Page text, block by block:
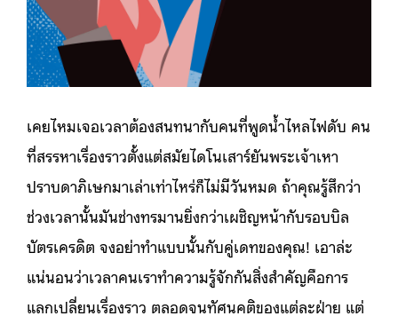
เคยไหมเจอเวลาต้องสนทนากับคนที่พูดน้ำไหลไฟดับ คน
ที่สรรหาเรื่องราวตั้งแต่สมัยไดโนเสาร์ยันพระเจ้าเหา
ปราบดาภิเษกมาเล่าเท่าไหร่ก็ไม่มีวันหมด ถ้าคุณรู้สึกว่า
ช่วงเวลานั้นมันช่างทรมานยิ่งกว่าเผชิญหน้ากับรอบบิล
บัตรเครดิต จงอย่าทำแบบนั้นกับคู่เดทของคุณ! เอาล่ะ
แน่นอนว่าเวลาคนเราทำความรู้จักกันสิ่งสำคัญคือการ
แลกเปลี่ยนเรื่องราว ตลอดจนทัศนคติของแต่ละฝ่าย แต่